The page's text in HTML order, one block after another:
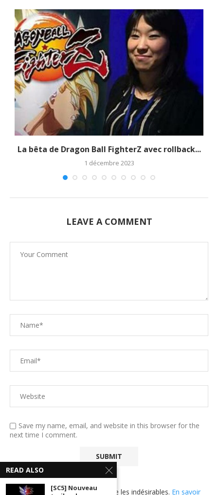
La bêta de Dragon Ball FighterZ avec rollback...
1 décembre 2023
LEAVE A COMMENT
Save my name, email, and website in this browser for the
next time I comment.
Ce site utilise Akismet pour réduire les indésirables. En savoir
READ ALSO
[SC5] Nouveau